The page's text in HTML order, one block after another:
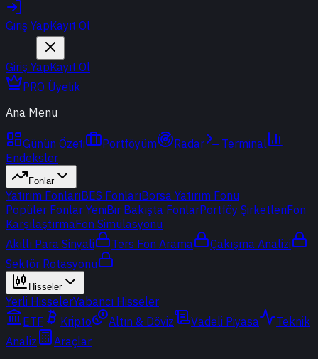
Giriş YapKayıt Ol
Giriş YapKayıt Ol
PRO Üyelik
Ana Menu
Günün Özeti Portföyüm Radar
Terminal
Endeksler
Fonlar
Yatırım FonlarıBES FonlarıBorsa Yatırım Fonu
Popüler Fonlar YeniBir Bakışta FonlarPortföy ŞirketleriFon
KarşılaştırmaFon Simülasyonu
Akıllı Para Sinyali
Ters Fon Arama
Çakışma Analizi
Sektör Rotasyonu
Hisseler
Yerli HisselerYabancı Hisseler
ETF
Kripto Altın & Döviz Vadeli Piyasa
Teknik
Analiz
Araçlar